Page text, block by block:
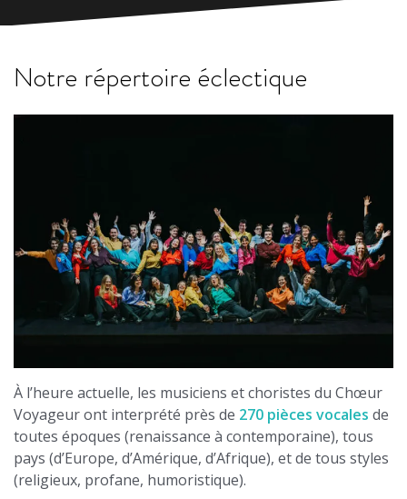
Notre répertoire éclectique
À l’heure actuelle, les musiciens et choristes du Chœur
Voyageur ont interprété près de 270 pièces vocales de
toutes époques (renaissance à contemporaine), tous
pays (d’Europe, d’Amérique, d’Afrique), et de tous styles
(religieux, profane, humoristique).